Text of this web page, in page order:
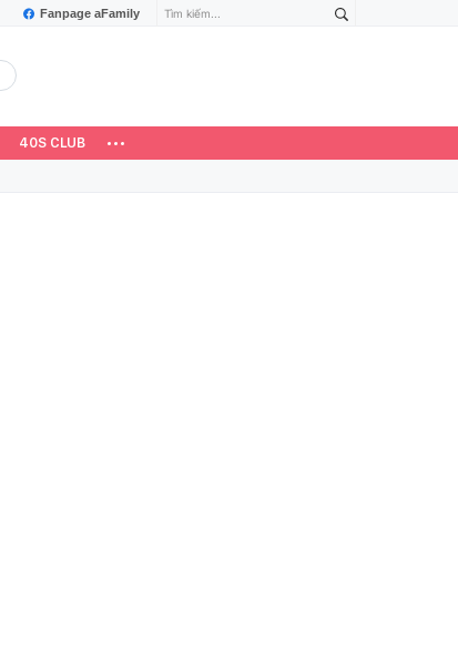
Fanpage aFamily
40S CLUB